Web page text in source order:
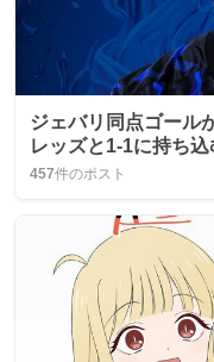
ジェバリ同点ゴール
レッズと1-1に持ち込
457件のポスト